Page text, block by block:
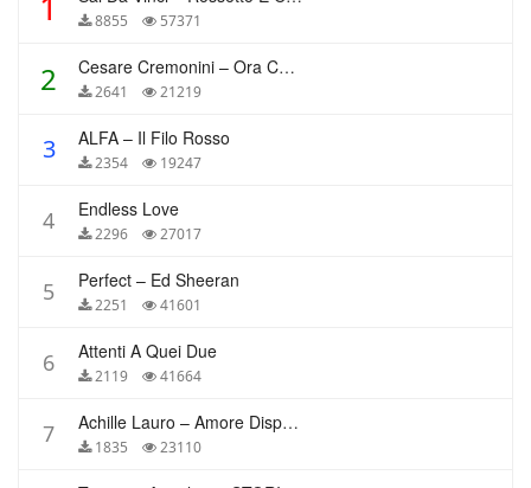
8855 57371
2 Cesare Cremonini – Ora Che Non Ho Più Te
2641 21219
3 ALFA – Il Filo Rosso
2354 19247
4 Endless Love
2296 27017
5 Perfect – Ed Sheeran
2251 41601
6 Attenti A Quei Due
2119 41664
7 Achille Lauro – Amore Disperato
1835 23110